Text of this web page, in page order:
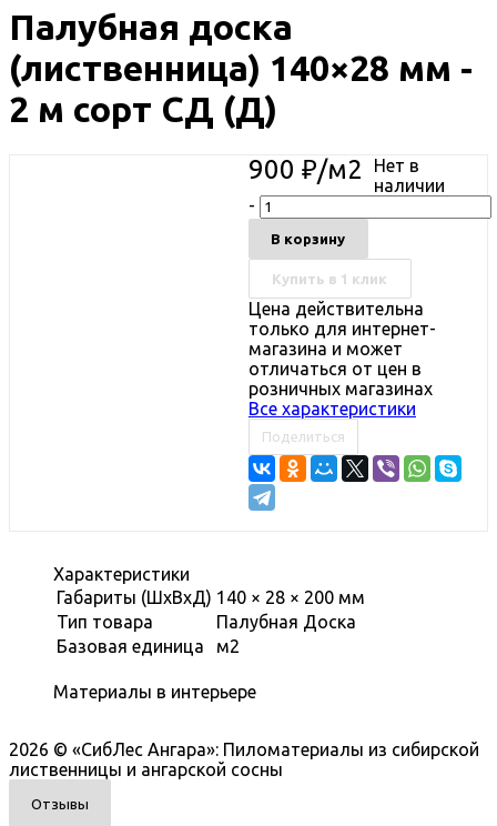
Палубная доска
(лиственница) 140×28 мм -
2 м сорт СД (Д)
900 ₽/м2
Нет в
наличии
-
В корзину
Купить в 1 клик
Цена действительна
только для интернет-
магазина и может
отличаться от цен в
розничных магазинах
Все характеристики
Поделиться
Характеристики
Габариты (ШхВхД) 140 × 28 × 200 мм
Тип товара
Палубная Доска
Базовая единица
м2
Материалы в интерьере
2026 © «СибЛес Ангара»: Пиломатериалы из сибирской
лиственницы и ангарской сосны
Отзывы